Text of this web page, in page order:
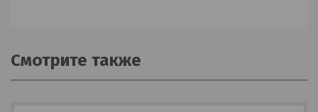
Смотрите также